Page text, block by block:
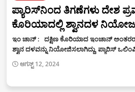
ಪ್ಯಾರಿಸ್‌ನಿಂದ ತಿಗಣೆಗಳು ದೇಶ
ಕೊರಿಯಾದಲ್ಲಿ ಶ್ವಾನದಳ
ಇಂ ಚಾನ್ : ದಕ್ಷಿಣ ಕೊರಿಯಾದ ಇಂಚಾನ್‌
ಶ್ವಾನ ದಳವನ್ನು ನಿಯೋಜಿಸಲಾಗಿದ್ದು, ಪ್ಯಾರಿಸ್
ಆಗಸ್ಟ್ 12, 2024